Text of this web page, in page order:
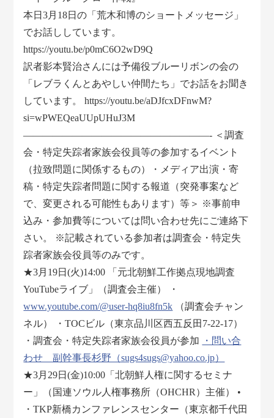
本日3月18日の「荒木和博のショートメッセージ」
でお話ししています。
https://youtu.be/p0mC6O2wD9Q
訳者影本賢治さんには予備役ブルーリボンの会の
「レブラくんとあやしい仲間たち」でお話をお聞き
しています。 https://youtu.be/aDJfcxDFnwM?
si=wPWEQeaUUpUHuJ3M
―――――――――――――――――――- ＜調査
会・特定失踪者家族会役員等の参加するイベント
（拉致問題に関係するもの）・メディア出演・寄
稿・特定失踪者問題に関する報道（突発事案など
で、変更される可能性もあります）等＞ ※事前申
込み・参加費等については問い合わせ先にご連絡下
さい。 ※記載されている参加者は調査会・特定失
踪者家族会役員等のみです。
★3月19日(火)14:00 「元北朝鮮工作拠点現地調査
YouTubeライブ」（調査会主催） ・
www.youtube.com/@user-hq8iu8fn5k （調査会チャン
ネル） ・TOCビル（東京品川区西五反田7-22-17）
・調査会・特定失踪者家族会役員が参加
・問い合
わせ 副幹事長杉野（sugs4sugs@yahoo.co.jp）
★3月29日(金)10:00「北朝鮮人権に関するセミナ
ー」（国連ソウル人権事務所（OHCHR）主催） •
・TKP新橋カンファレンスセンター（東京都千代田